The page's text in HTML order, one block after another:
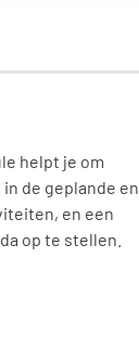
helpt je om
de geplande en
en een
op te stellen.